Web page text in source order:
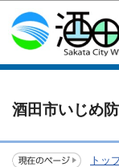
酒田市いじめ
トッ